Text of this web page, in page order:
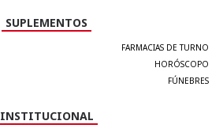
SUPLEMENTOS
FARMACIAS DE TURNO
HORÓSCOPO
FÚNEBRES
INSTITUCIONAL